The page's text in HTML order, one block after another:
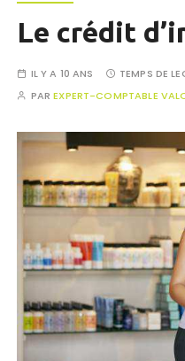
Le crédit
IL Y A 10 ANS TEMPS DE
PAREXPERT-COMPTABLE